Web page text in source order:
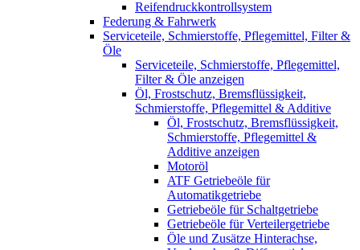
Reifendruckkontrollsystem
Federung & Fahrwerk
Serviceteile, Schmierstoffe, Pflegemittel, Filter &
Öle
Serviceteile, Schmierstoffe, Pflegemittel,
Filter & Öle anzeigen
Öl, Frostschutz, Bremsflüssigkeit,
Schmierstoffe, Pflegemittel & Additive
Öl, Frostschutz, Bremsflüssigkeit,
Schmierstoffe, Pflegemittel &
Additive anzeigen
Motoröl
ATF Getriebeöle für
Automatikgetriebe
Getriebeöle für Schaltgetriebe
Getriebeöle für Verteilergetriebe
Öle und Zusätze Hinterachse,